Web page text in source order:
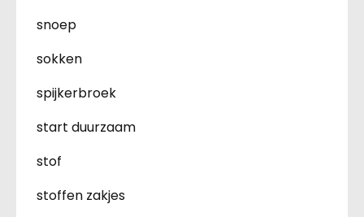
snoep
sokken
spijkerbroek
start duurzaam
stof
stoffen zakjes